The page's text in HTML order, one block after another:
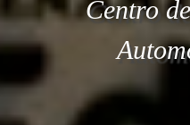
Centro